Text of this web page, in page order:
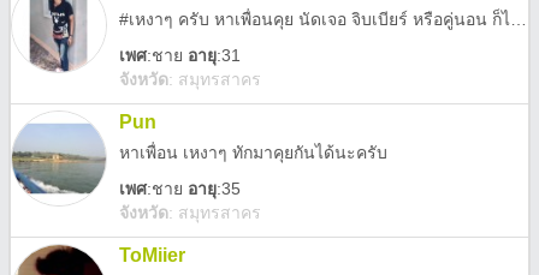
เพศ:ชาย อายุ:31
จังหวัด: สมุทรสาคร
Pun
หาเพื่อน เหงาๆ ทักมาคุยกันได้นะครับ
เพศ:ชาย อายุ:35
จังหวัด: สมุทรสาคร
ToMiier